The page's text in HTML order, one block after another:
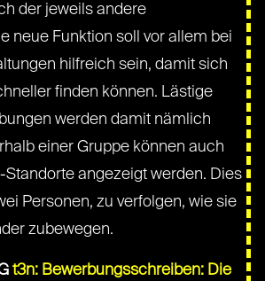
der jeweils andere
neue Funktion soll vor allem bei
hilfreich sein, damit sich
finden können. Lästige
werden damit nämlich
einer Gruppe können auch
Standorte angezeigt werden. Dies
Personen, zu verfolgen, wie sie
zubewegen.
t3n: Bewerbungsschreiben: Die